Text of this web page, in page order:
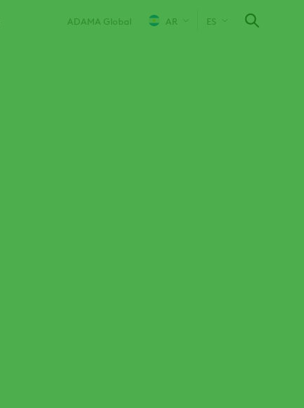
ADAMA Global AR ES